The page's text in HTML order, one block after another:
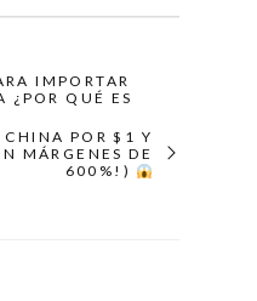
IMPORTAR
¿POR QUÉ ES
POR $1 Y
MÁRGENES DE
600%!)